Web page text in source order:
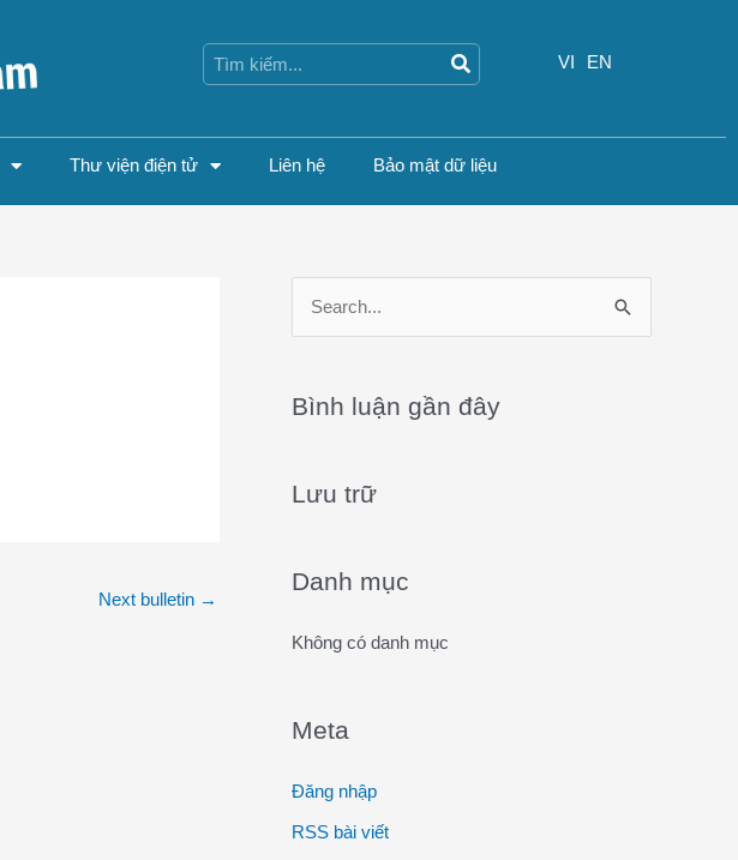
VI
EN
Thư viện điện tử Liên hệ Bảo mật dữ liệu
Next bulletin →
r
h
:
Bình luận gần đây
Lưu trữ
Danh mục
Không có danh mục
Meta
Đăng nhập
RSS bài viết